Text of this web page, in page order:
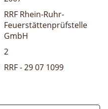
RRF Rhein-Ruhr-
Feuerstättenprüfstelle
GmbH
2
RRF - 29 07 1099